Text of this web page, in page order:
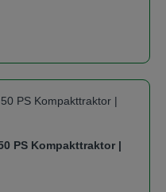
PS Kompakttraktor |